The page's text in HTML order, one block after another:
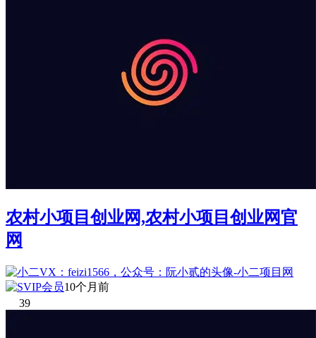
农村小项目创业网,农村小项目创业网官
网
10个月前
39